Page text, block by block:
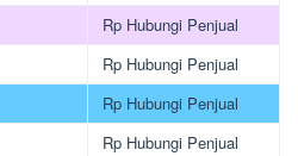
Rp Hubungi Penjual
Rp Hubungi Penjual
Rp Hubungi Penjual
Rp Hubungi Penjual